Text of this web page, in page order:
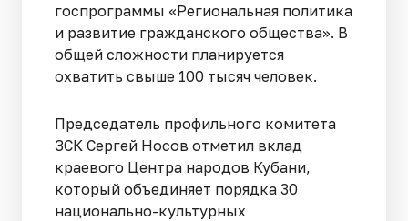
госпрограммы «Региональная политика
и развитие гражданского общества». В
общей сложности планируется
охватить свыше 100 тысяч человек.
Председатель профильного комитета
ЗСК Сергей Носов отметил вклад
краевого Центра народов Кубани,
который объединяет порядка 30
национально-культурных